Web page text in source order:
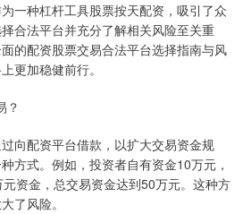
一种杠杆工具股票按天配资，吸引了众
合法平台并充分了解相关风险至关重
的配资股票交易合法平台选择指南与风
更加稳健前行。
？
向配资平台借款，以扩大交易资金规
方式。例如，投资者自有资金10万元，
资金，总交易资金达到50万元。这种方
了风险。